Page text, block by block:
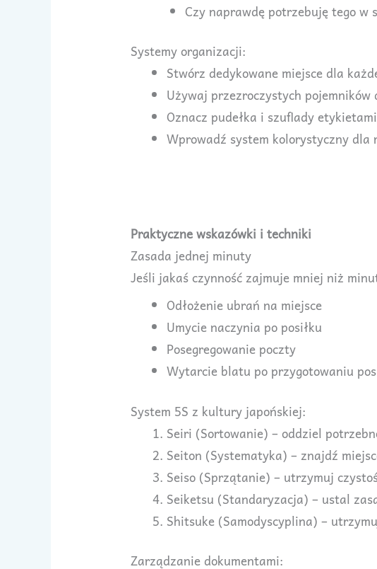
Czy naprawdę potrzebuję tego w
Systemy organizacji:
Stwórz dedykowane miejsce dla
Używaj przezroczystych pojemników
Oznacz pudełka i szuflady etykietami
Wprowadź system kolorystyczny dla
Praktyczne wskazówki i techniki
Zasada jednej minuty
Jeśli jakaś czynność zajmuje mniej niż
Odłożenie ubrań na miejsce
Umycie naczynia po posiłku
Posegregowanie poczty
Wytarcie blatu po przygotowaniu
System 5S z kultury japońskiej:
Seiri (Sortowanie) – oddziel
Seiton (Systematyka) – znajdź
Seiso (Sprzątanie) – utrzymuj
Seiketsu (Standaryzacja) – ustal
Shitsuke (Samodyscyplina) –
Zarządzanie dokumentami: